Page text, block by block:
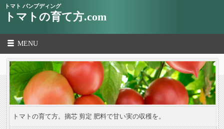
トマト パンプディング
トマトの育て方.com
MENU
トマトの育て方。摘芯 剪定 肥料で甘い実の収穫を。